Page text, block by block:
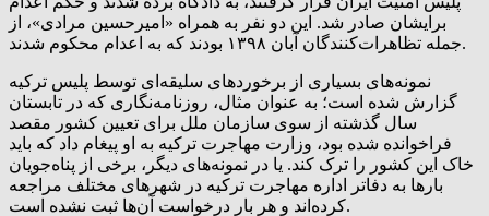
برایشان صادر شد. این دو نفر به همراه «امیرحسین مرادی»، از
جمله تظاهرات‌کنندگان آبان ۱۳۹۸ بودند که به اعدام محکوم شدند.
نمونه‌های بسیاری از برخوردهای سلیقه‌ای توسط پلیس ترکیه
گزارش شده است؛ به عنوان مثال، روزنامه‌نگاری که در تابستان
سال گذشته از سوی سازمان ملل برای تعیین کشور مقصد
فراخوانده شده بود، وزارت مهاجرت ترکیه به او پیغام داد که باید
خاک این کشور را ترک کند. یا در نمونه‌های دیگر، برخی از پناه‌جویان
بارها به دفاتر اداره‌ مهاجرت ترکیه در شهرهای مختلف مراجعه
کرده‌اند و هر بار درخواست آن‌ها ثبت نشده است.